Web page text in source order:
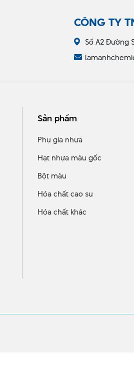
CÔNG TY
Số A2 Đường
Sản phẩm
Phụ gia nhựa
Hạt nhựa màu gốc
Bột màu
Hóa chất cao su
Hóa chất khác